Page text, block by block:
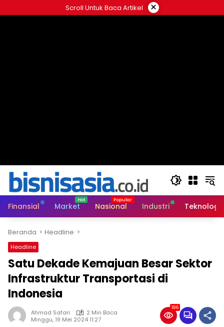
ke
Scroll Untuk Baca Artikel ×
Finansial Market Nasional Industri Teknologi
Beranda Headline
Headline
Satu Dekade Kemajuan Besar Sektor
Infrastruktur Transportasi di
Indonesia
Ahmad Safari
2 Min Baca
Minggu, 19 Mei 2024 11:27
186